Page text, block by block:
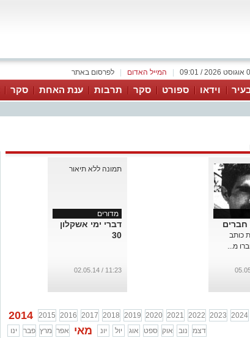
לפרסום באתר המייל האדום / 09:01
וידאו ספורט סקר תרבות ענת האחת סקר
כותב
מ...
מדורים
דברי ימי אשקלון
30
11:23 / 02.05.14
2014 2015 2016 2017 2018 2019 2020 2021 2022 2023 2024
ינו
פבר מרץ אפר מאי יונ יול אוג ספט אוק נוב
דצמ